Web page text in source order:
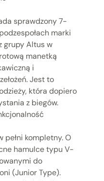
sprawdzony 7-
marki
grupy Altus w
manetką
i
Jest to
która dopiero
z biegów.
pełni kompletny. O
hamulce typu V-
do
(Junior Type).